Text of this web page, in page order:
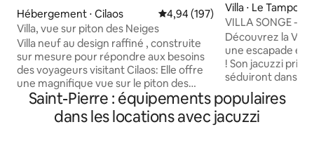
Hébergement ⋅ Cilaos Évaluation moyenne sur la
4,94 (197)
Villa, vue sur piton des Neiges
Villa neuf au design raffiné , construite
sur mesure pour répondre aux besoins
des voyageurs visitant Cilaos: Elle offre
une magnifique vue sur le piton des
neiges, gros morne et les 3 Salazes !
Idéalement situé : 5 minutes en voiture
avant la ville, 1 minute à pied du marché
Villa ⋅ Le Tampon
VILLA SONGE -
Découvrez la Villa
une escapade en
! Son jacuzzi
séduiront dans
Prox. du centre
Charmant
montagne, sur la
Saint-Pierre : équipements populaires
dans les locations avec jacuzzi